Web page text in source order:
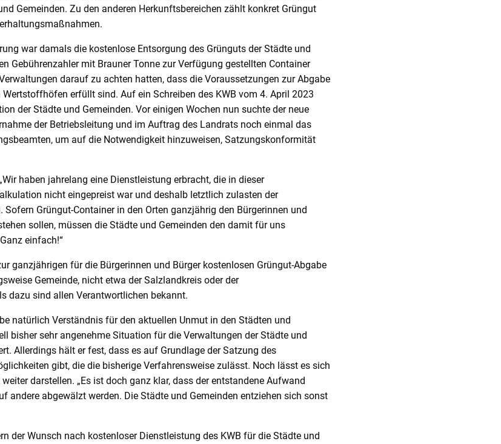
Gemeinden. Zu den anderen Herkunftsbereichen zählt konkret Grüngut
war damals die kostenlose Entsorgung des Grünguts der Städte und
Gebührenzahler mit Brauner Tonne zur Verfügung gestellten Container
darauf zu achten hatten, dass die Voraussetzungen zur Abgabe
erfüllt sind. Auf ein Schreiben des KWB vom 4. April 2023
der Städte und Gemeinden. Vor einigen Wochen nun suchte der neue
der Betriebsleitung und im Auftrag des Landrats noch einmal das
um auf die Notwendigkeit hinzuweisen, Satzungskonformität
haben jahrelang eine Dienstleistung erbracht, die in dieser
nicht eingepreist war und deshalb letztlich zulasten der
Sofern Grüngut-Container in den Orten ganzjährig den Bürgerinnen und
sollen, müssen die Städte und Gemeinden den damit für uns
einfach!“
ganzjährigen für die Bürgerinnen und Bürger kostenlosen Grüngut-Abgabe
Gemeinde, nicht etwa der Salzlandkreis oder der
dazu sind allen Verantwortlichen bekannt.
natürlich Verständnis für den aktuellen Unmut in den Städten und
bisher sehr angenehme Situation für die Verwaltungen der Städte und
Allerdings hält er fest, dass es auf Grundlage der Satzung des
gibt, die die bisherige Verfahrensweise zulässt. Noch lässt es sich
darstellen. „Es ist doch ganz klar, dass der entstandene Aufwand
andere abgewälzt werden. Die Städte und Gemeinden entziehen sich sonst
der Wunsch nach kostenloser Dienstleistung des KWB für die Städte und